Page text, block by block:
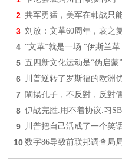
2 共军勇猛，美军在韩战只
3 刘放：文革60周年，哀之
4 “文革”就是一场 “伊斯兰革
5 五四新文化运动是“伪启蒙”
6 川普逆转了罗斯福的欧洲
7 闡揚孔子，不反對，反對
8 伊战完胜.用不着协议.习
9 川普把自己活成了一个笑
10 数字86导致前联邦调查局